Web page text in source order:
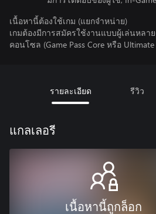
เนื้อหานี้ต้องใช้เกม (แยกจำหน่าย)
เกมต้องมีการสมัครใช้งานแบบผู้เล่นหลา
คอนโซล (Game Pass Core หรือ
รายละเอียด รีวิว
แกลเลอรี
เนื้อหานี้ถูกล็อก